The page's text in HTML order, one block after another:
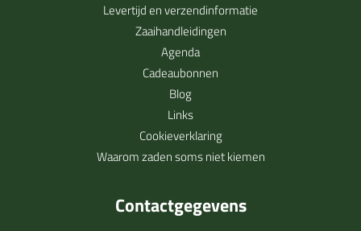
Levertijd en verzendinformatie
Zaaihandleidingen
Agenda
Cadeaubonnen
Blog
Links
Cookieverklaring
Waarom zaden soms niet kiemen
Contactgegevens